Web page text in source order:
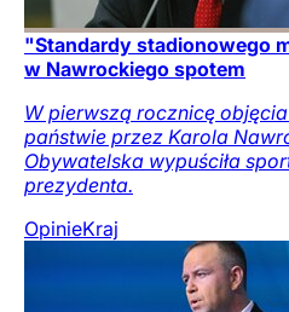
"Standardy stadionowego
w Nawrockiego spotem
W pierwszą rocznicę
państwie przez Karola
Obywatelska wypuściła
prezydenta.
OpinieKraj